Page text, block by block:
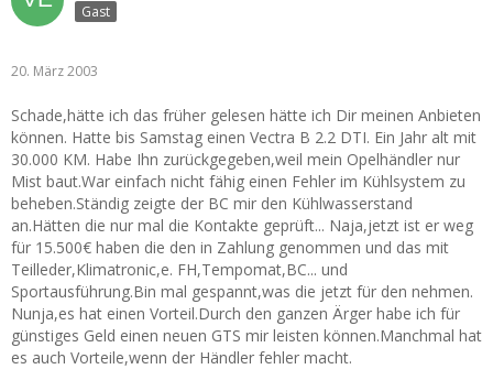
Gast
20. März 2003
Schade,hätte ich das früher gelesen hätte ich Dir meinen Anbieten
können. Hatte bis Samstag einen Vectra B 2.2 DTI. Ein Jahr alt mit
30.000 KM. Habe Ihn zurückgegeben,weil mein Opelhändler nur
Mist baut.War einfach nicht fähig einen Fehler im Kühlsystem zu
beheben.Ständig zeigte der BC mir den Kühlwasserstand
an.Hätten die nur mal die Kontakte geprüft... Naja,jetzt ist er weg
für 15.500€ haben die den in Zahlung genommen und das mit
Teilleder,Klimatronic,e. FH,Tempomat,BC... und
Sportausführung.Bin mal gespannt,was die jetzt für den nehmen.
Nunja,es hat einen Vorteil.Durch den ganzen Ärger habe ich für
günstiges Geld einen neuen GTS mir leisten können.Manchmal hat
es auch Vorteile,wenn der Händler fehler macht.